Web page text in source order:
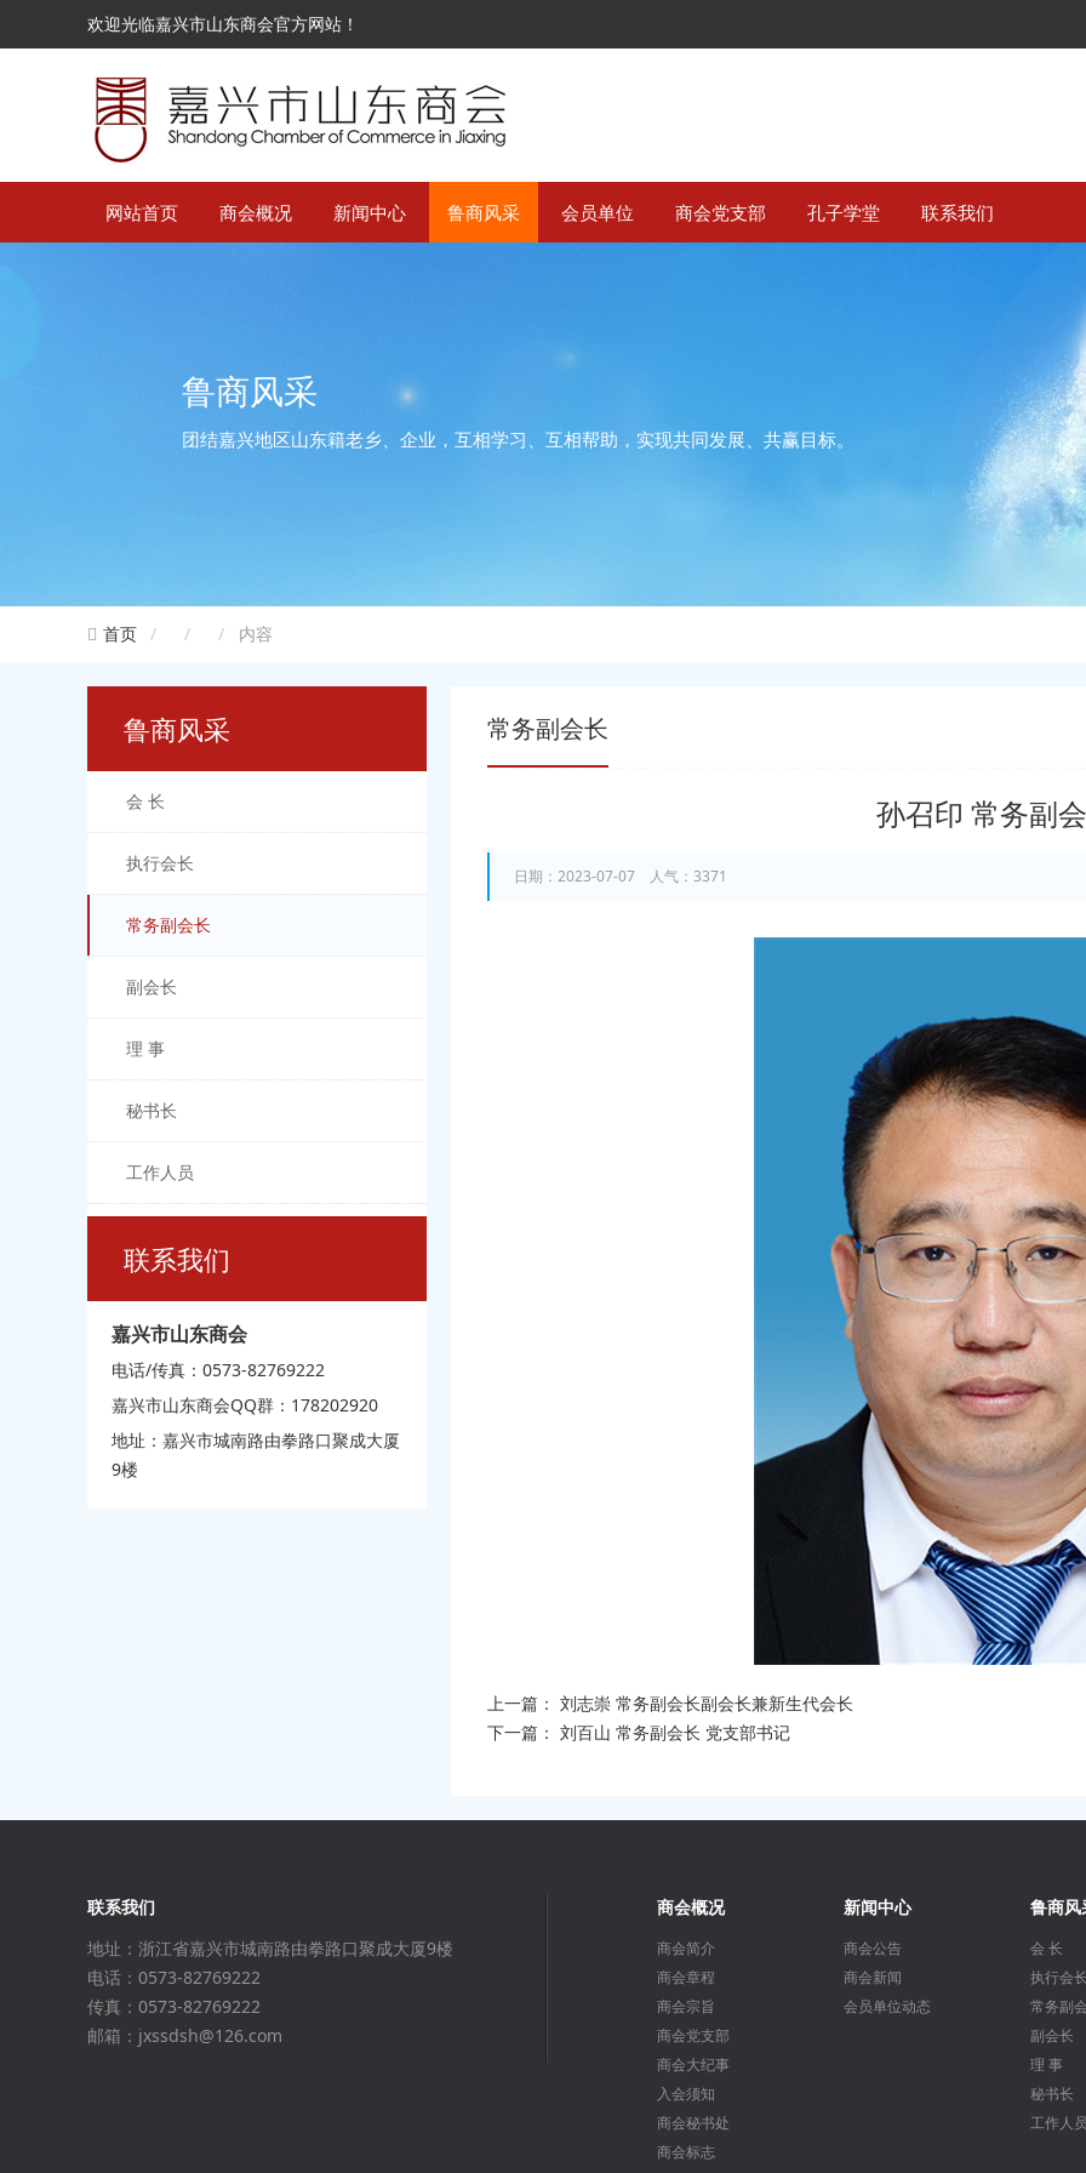
欢迎光临嘉兴市山东商会官方网站！
网站首页 商会概况 新闻中心 鲁商风采 会员单位 商会党支部 孔子学堂 联系我们
鲁商风采
团结嘉兴地区山东籍老乡、企业，互相学习、互相帮助，实现共同发展、共赢目标。
首页 内容
鲁商风采
会 长
执行会长
常务副会长
副会长
理 事
秘书长
工作人员
联系我们
嘉兴市山东商会
电话/传真：0573-82769222
嘉兴市山东商会QQ群：178202920
地址：嘉兴市城南路由拳路口聚成大厦
9楼
常务副会长
孙召印 常务副
日期：2023-07-07 人气：3371
上一篇： 刘志崇 常务副会长副会长兼新生代会长
下一篇： 刘百山 常务副会长 党支部书记
联系我们
地址：浙江省嘉兴市城南路由拳路口聚成大厦9楼
电话：0573-82769222
传真：0573-82769222
邮箱：jxssdsh@126.com
商会概况
商会简介
商会章程
商会宗旨
商会党支部
商会大纪事
入会须知
商会秘书处
商会标志
新闻中心
商会公告
商会新闻
会员单位动态
鲁商风
会 长
执行会
常务副
副会长
理 事
秘书长
工作人